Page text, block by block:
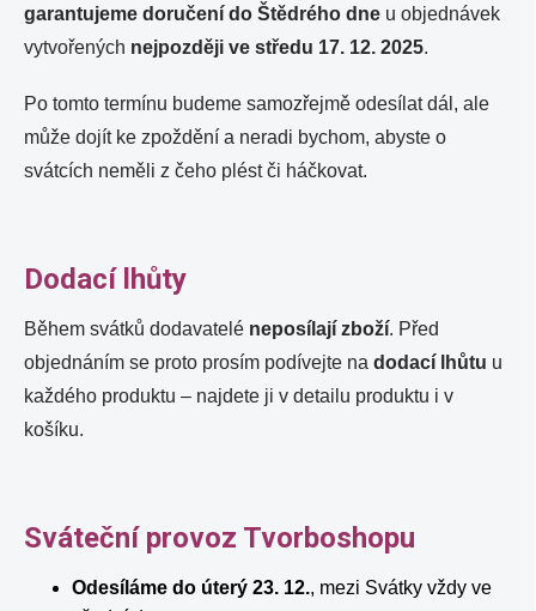
garantujeme doručení do Štědrého dne u objednávek
vytvořených nejpozději ve středu 17. 12. 2025.
Po tomto termínu budeme samozřejmě odesílat dál, ale
může dojít ke zpoždění a neradi bychom, abyste o
svátcích neměli z čeho plést či háčkovat.
Dodací lhůty
Během svátků dodavatelé neposílají zboží. Před
objednáním se proto prosím podívejte na dodací lhůtu u
každého produktu – najdete ji v detailu produktu i v
košíku.
Sváteční provoz Tvorboshopu
Odesíláme do úterý 23. 12., mezi Svátky vždy ve